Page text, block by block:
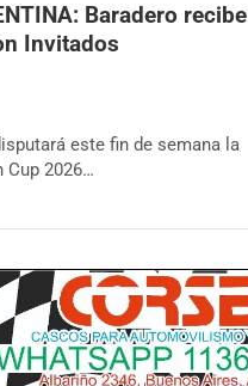
Baradero recibe
Invitados
este fin de semana la
Cup 2026…